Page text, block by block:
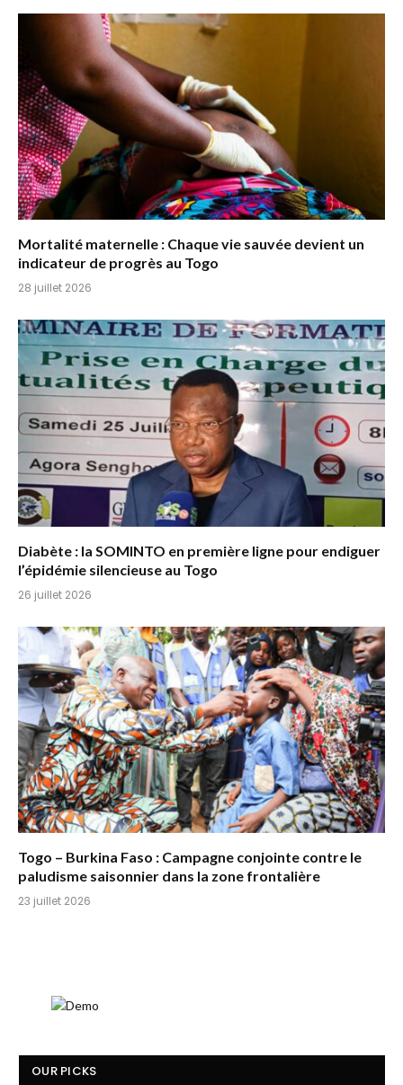
Mortalité maternelle : Chaque vie sauvée devient un
indicateur de progrès au Togo
28 juillet 2026
Diabète : la SOMINTO en première ligne pour endiguer
l’épidémie silencieuse au Togo
26 juillet 2026
Togo – Burkina Faso : Campagne conjointe contre le
paludisme saisonnier dans la zone frontalière
23 juillet 2026
OUR PICKS